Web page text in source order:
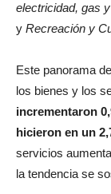
electricidad, gas
y Recreación y
Este panorama
los bienes y los
incrementaron
hicieron en un
servicios
la tendencia se